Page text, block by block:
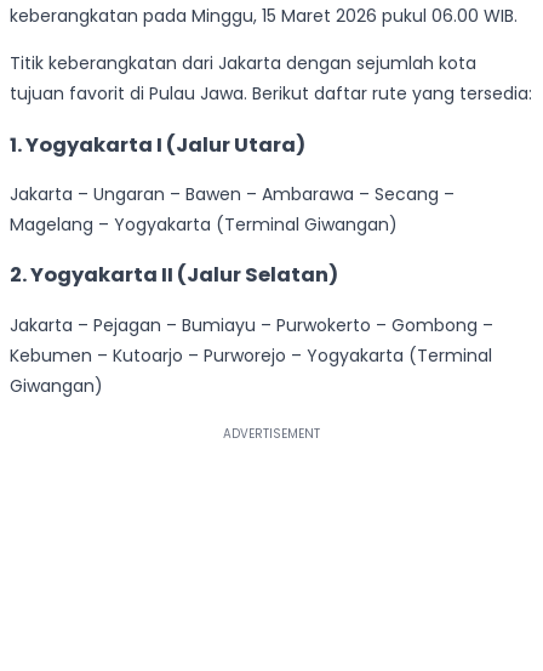
keberangkatan pada Minggu, 15 Maret 2026 pukul 06.00 WIB.
Titik keberangkatan dari Jakarta dengan sejumlah kota
tujuan favorit di Pulau Jawa. Berikut daftar rute yang tersedia:
1. Yogyakarta I (Jalur Utara)
Jakarta – Ungaran – Bawen – Ambarawa – Secang –
Magelang – Yogyakarta (Terminal Giwangan)
2. Yogyakarta II (Jalur Selatan)
Jakarta – Pejagan – Bumiayu – Purwokerto – Gombong –
Kebumen – Kutoarjo – Purworejo – Yogyakarta (Terminal
Giwangan)